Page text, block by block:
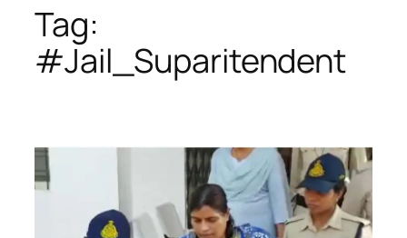
Tag:
#Jail_Suparitendent